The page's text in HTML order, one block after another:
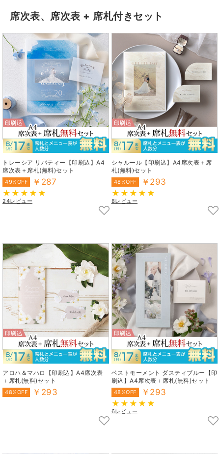
席次表、席次表 + 席札付きセット
トレーシア リバティー【印刷込】A4
席次表＋席札(無料)セット
49%OFF ￥287
24レビュー
シャルール【印刷込】A4席次表＋席
札(無料)セット
48%OFF ￥293
8レビュー
アロハ＆マハロ【印刷込】A4席次表
＋席札(無料)セット
48%OFF ￥293
ベストモーメント ダスティブルー【印
刷込】A4席次表＋席札(無料)セット
48%OFF ￥293
6レビュー